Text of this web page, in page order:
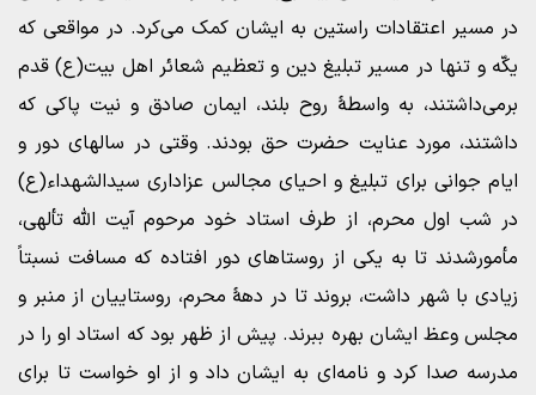
در مسیر اعتقادات راستین به ایشان کمک می‌کرد. در مواقعی که
یکّه و تنها در مسیر تبلیغ دین و تعظیم شعائر اهل بیت(ع) قدم
برمی‌داشتند، به واسطۀ روح بلند، ایمان صادق و نیت پاکی که
داشتند، مورد عنایت حضرت حق بودند. وقتی در سالهای دور و
ایام جوانی برای تبلیغ و احیای مجالس عزاداری سیدالشهداء(ع)
در شب اول محرم، از طرف استاد خود مرحوم آیت الله تألهی،
مأمورشدند تا به یکی از روستاهای دور افتاده که مسافت نسبتاً
زیادی با شهر داشت، بروند تا در دهۀ محرم، روستاییان از منبر و
مجلس وعظ ایشان بهره ببرند. پیش از ظهر بود که استاد او را در
مدرسه صدا کرد و نامه‌ای به ایشان داد و از او خواست تا برای